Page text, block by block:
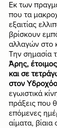
Εκ των
που τα
εξαιτίας
βρίσκουν
αλλαγών στο
Την σημασία
Άρης,
και σε
στον Υδροχόο
εγωιστικά
πράξεις που
επόμενες
αίματα, βίαια